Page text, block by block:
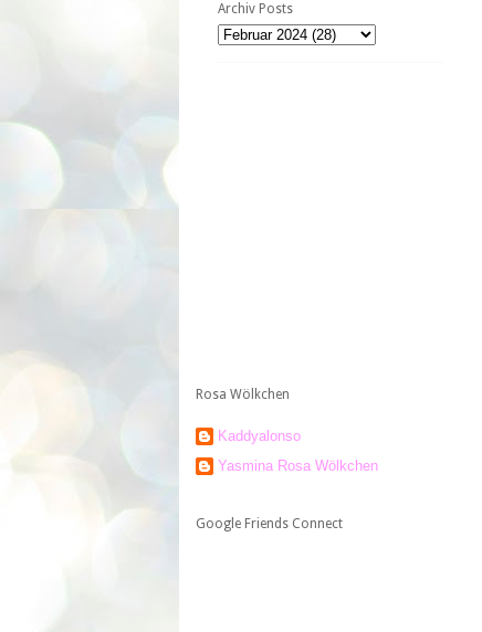
Archiv Posts
Rosa Wölkchen
Kaddyalonso
Yasmina Rosa Wölkchen
Google Friends Connect